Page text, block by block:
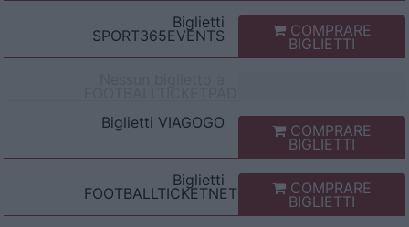
Biglietti
SPORT365EVENTS COMPRARE
BIGLIETTI
Biglietti VIAGOGO COMPRARE
BIGLIETTI
Biglietti
FOOTBALLTICKETNET COMPRARE
BIGLIETTI